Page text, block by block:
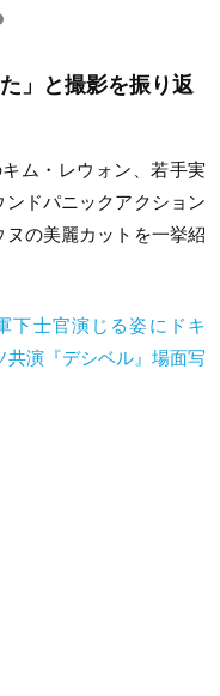
」と撮影を振り返
ム・レウォン、若手実
ドパニックアクション
の美麗カットを一挙紹
下士官演じる姿にドキ
演『デシベル』場面写